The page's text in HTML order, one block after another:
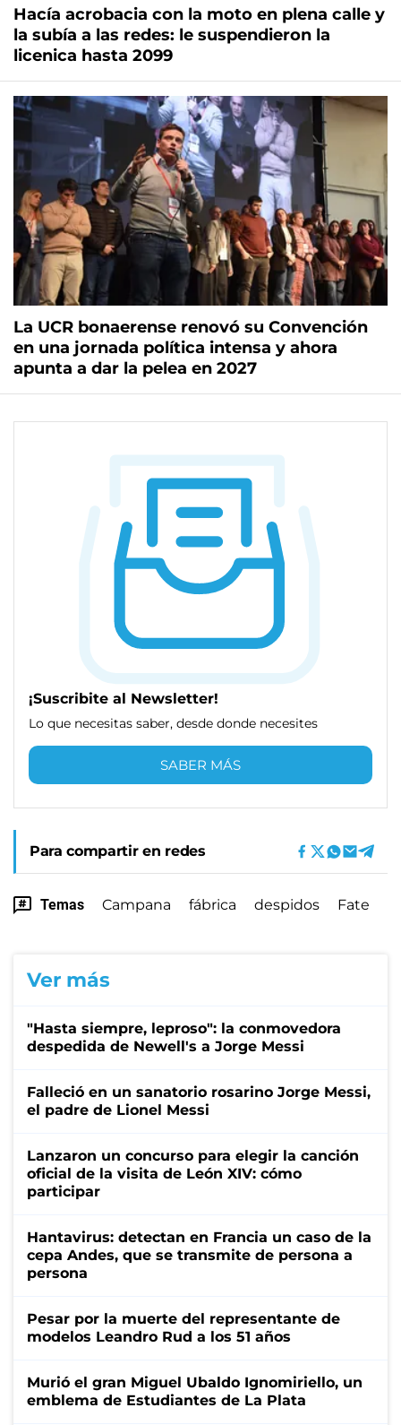
Hacía acrobacia con la moto en plena calle y
la subía a las redes: le suspendieron la
licenica hasta 2099
La UCR bonaerense renovó su Convención
en una jornada política intensa y ahora
apunta a dar la pelea en 2027
¡Suscribite al Newsletter!
Lo que necesitas saber, desde donde necesites
SABER MÁS
Para compartir en redes
Temas Campana fábrica despidos Fate
Ver más
"Hasta siempre, leproso": la conmovedora
despedida de Newell's a Jorge Messi
Falleció en un sanatorio rosarino Jorge Messi,
el padre de Lionel Messi
Lanzaron un concurso para elegir la canción
oficial de la visita de León XIV: cómo
participar
Hantavirus: detectan en Francia un caso de la
cepa Andes, que se transmite de persona a
persona
Pesar por la muerte del representante de
modelos Leandro Rud a los 51 años
Murió el gran Miguel Ubaldo Ignomiriello, un
emblema de Estudiantes de La Plata